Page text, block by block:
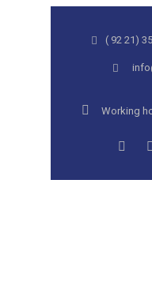
( 92 21)
Working